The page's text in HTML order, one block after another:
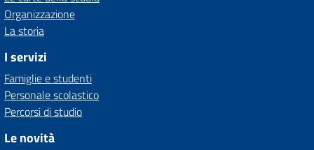
Organizzazione
La storia
I servizi
Famiglie e studenti
Personale scolastico
Percorsi di studio
Le novità